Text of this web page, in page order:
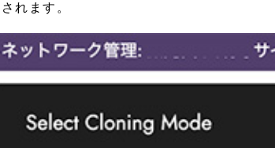
れます。